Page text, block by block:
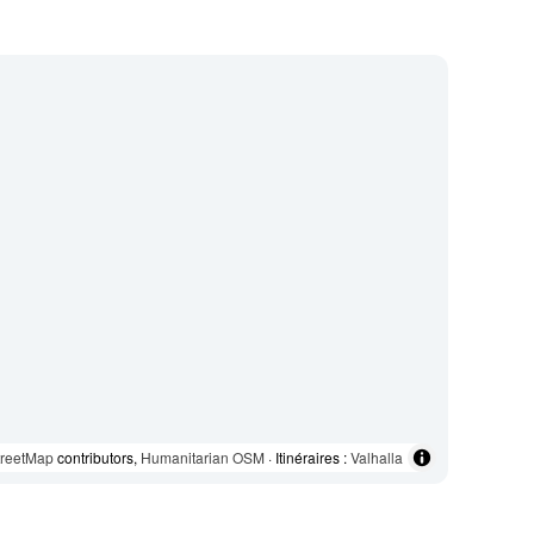
contributors, Humanitarian OSM · Itinéraires :Valhalla